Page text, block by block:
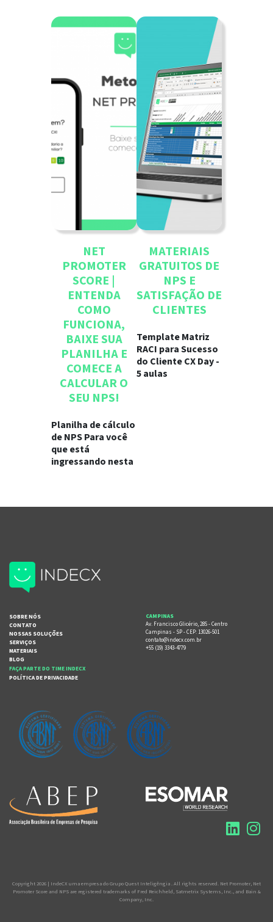
NET
PROMOTER
SCORE |
ENTENDA
COMO
FUNCIONA,
BAIXE SUA
PLANILHA E
COMECE A
CALCULAR O
SEU NPS!
Planilha de cálculo
de NPS Para você
que está
ingressando nesta
MATERIAIS
GRATUITOS DE
NPS E
SATISFAÇÃO DE
CLIENTES
Template Matriz
RACI para Sucesso
do Cliente CX Day -
5 aulas
SOBRE NÓS
CONTATO
NOSSAS SOLUÇÕES
SERVIÇOS
MATERIAIS
BLOG
FAÇA PARTE DO TIME INDECX
POLÍTICA DE PRIVACIDADE
CAMPINAS
Av. Francisco Glicério, 285 - Centro
Campinas - SP - CEP: 13026-501
contato@indecx.com.br
+55 (19) 3343-4779
Copyright 2026 | IndeCX uma empresa do Grupo Quest Inteligêngia . All rights reserved. Net Promoter, Net
Promoter Score and NPS are registered trademarks of Fred Reichheld, Satmetrix Systems, Inc., and Bain &
Company, Inc.